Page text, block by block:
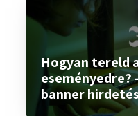
Hogyan tereld
eseményedre?
banner